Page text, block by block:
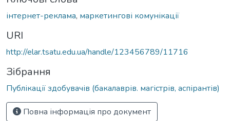
інтернет-реклама, маркетингові комунікації
URI
http://elar.tsatu.edu.ua/handle/123456789/11716
Зібрання
Публікації здобувачів (бакалаврів. магістрів, аспірантів)
Повна інформація про документ